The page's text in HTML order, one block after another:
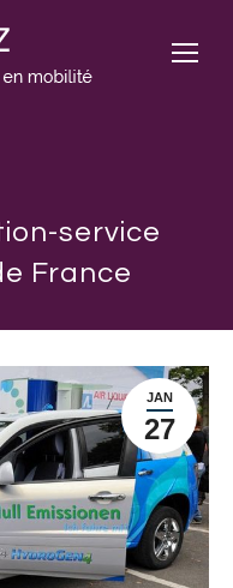
service
France
JAN
27